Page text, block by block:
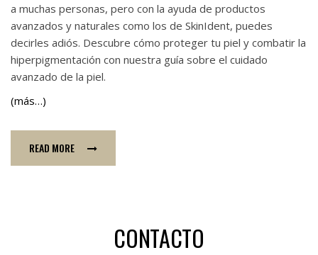
a muchas personas, pero con la ayuda de productos
avanzados y naturales como los de SkinIdent, puedes
decirles adiós. Descubre cómo proteger tu piel y combatir la
hiperpigmentación con nuestra guía sobre el cuidado
avanzado de la piel.
(más…)
READ MORE
CONTACTO